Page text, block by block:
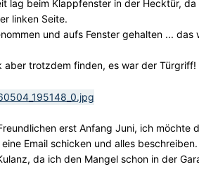
lag beim Klappfenster in der Hecktür, da
linken Seite.
und aufs Fenster gehalten ... das
aber trotzdem finden, es war der Türgriff!
erst Anfang Juni, ich möchte
Email schicken und alles beschreiben.
da ich den Mangel schon in der